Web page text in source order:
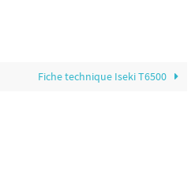
Fiche technique Iseki T6500